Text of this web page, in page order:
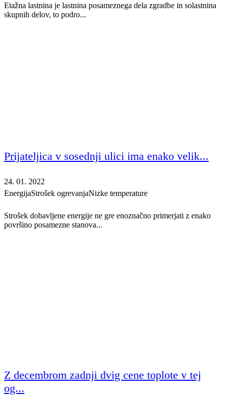
Etažna lastnina je lastnina posameznega dela zgradbe in solastnina
skupnih delov, to podro...
Prijateljica v sosednji ulici ima enako velik...
24. 01. 2022
EnergijaStrošek ogrevanjaNizke temperature
Strošek dobavljene energije ne gre enoznačno primerjati z enako
površino posamezne stanova...
Z decembrom zadnji dvig cene toplote v tej
og...